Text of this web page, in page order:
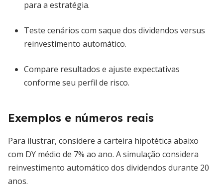
para a estratégia.
Teste cenários com saque dos dividendos versus
reinvestimento automático.
Compare resultados e ajuste expectativas
conforme seu perfil de risco.
Exemplos e números reais
Para ilustrar, considere a carteira hipotética abaixo
com DY médio de 7% ao ano. A simulação considera
reinvestimento automático dos dividendos durante 20
anos.